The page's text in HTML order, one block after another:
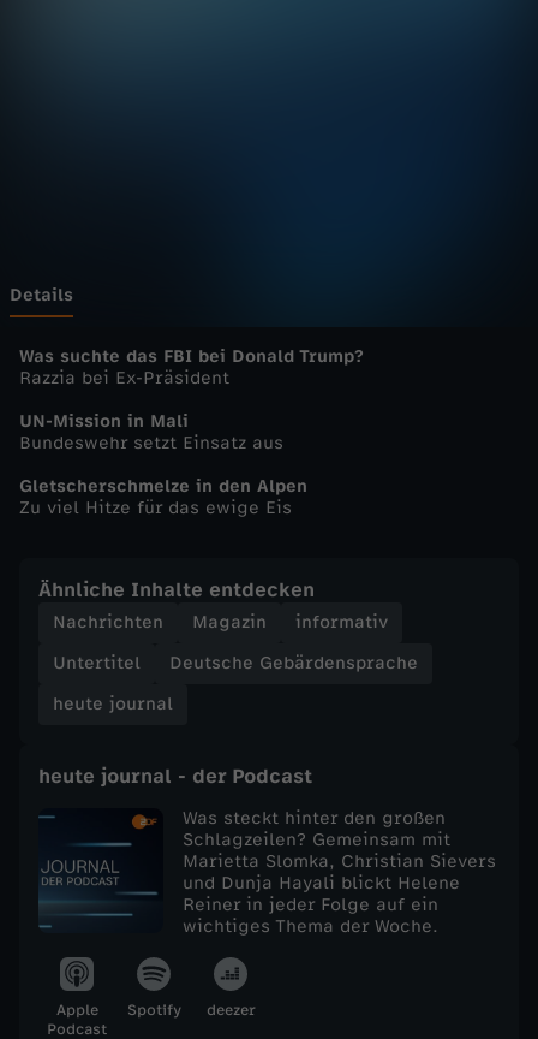
-
h
e
u
e
j
o
u
n
l
Details
Was suchte das FBI bei Donald Trump?
Razzia bei Ex-Präsident
UN-Mission in Mali
Bundeswehr setzt Einsatz aus
Gletscherschmelze in den Alpen
Zu viel Hitze für das ewige Eis
Ähnliche Inhalte entdecken
Nachrichten Magazin
informativ
Untertitel
Deutsche Gebärdensprache
heute journal
heute journal - der Podcast
Was steckt hinter den großen
Schlagzeilen? Gemeinsam mit
Marietta Slomka, Christian Sievers
und Dunja Hayali blickt Helene
Reiner in jeder Folge auf ein
wichtiges Thema der Woche.
Apple
Podcast
Spotify deezer